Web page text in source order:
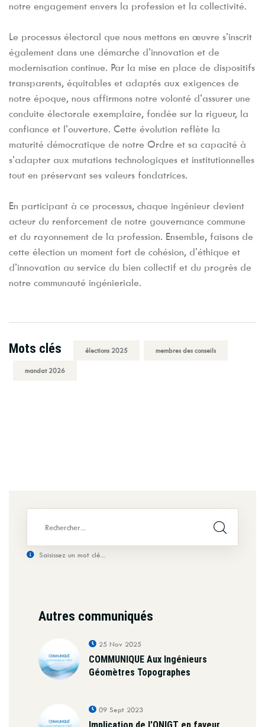
notre engagement envers la profession et la collectivité.
Le processus électoral que nous mettons en œuvre s’inscrit
également dans une démarche d’innovation et de
modernisation continue. Par la mise en place de dispositifs
transparents, équitables et adaptés aux exigences de
notre époque, nous affirmons notre volonté d’assurer une
conduite électorale exemplaire, fondée sur la rigueur, la
confiance et l’ouverture. Cette évolution reflète la
maturité démocratique de notre Ordre et sa capacité à
s’adapter aux mutations technologiques et institutionnelles
tout en préservant ses valeurs fondatrices.
En participant à ce processus, chaque ingénieur devient
acteur du renforcement de notre gouvernance commune
et du rayonnement de la profession. Ensemble, faisons de
cette élection un moment fort de cohésion, d’éthique et
d’innovation au service du bien collectif et du progrès de
notre communauté ingénieriale.
Mots clés élections 2025 membres des conseils
mandat 2026
Saisissez un mot clé...
Autres communiqués
25 Nov 2025
COMMUNIQUE Aux Ingénieurs
Géomètres Topographes
09 Sept 2023